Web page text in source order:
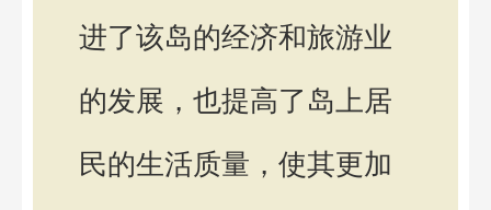
进了该岛的经济和旅游业
的发展，也提高了岛上居
民的生活质量，使其更加